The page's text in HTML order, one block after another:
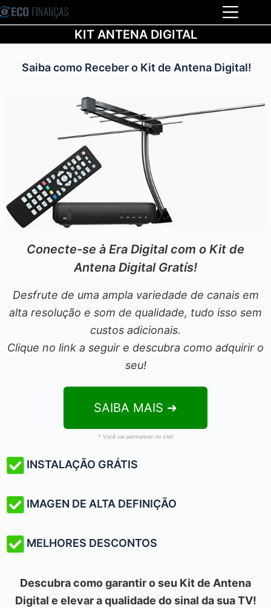
KIT ANTENA DIGITAL
Saiba como Receber o Kit de Antena Digital!
Conecte-se à Era Digital com o Kit de
Antena Digital Gratís!
Desfrute de uma ampla variedade de canais em
alta resolução e som de qualidade, tudo isso sem
custos adicionais.
Clique no link a seguir e descubra como adquirir o
seu!
SAIBA MAIS ➔
* Você vai permancer no site!
INSTALAÇÃO GRÁTIS
IMAGEN DE ALTA DEFINIÇÃO
MELHORES DESCONTOS
Descubra como garantir o seu Kit de Antena
Digital e elevar a qualidade do sinal da sua TV!